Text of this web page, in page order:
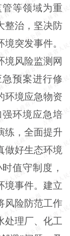
等领域为重
整治，坚决防
突发事件。
境风险监测网
预案进行修
环境应急物资
环境应急培
练，全面提升
做好生态环境
值守制度，
境事件。建立
风险防范工作
处理厂、化工